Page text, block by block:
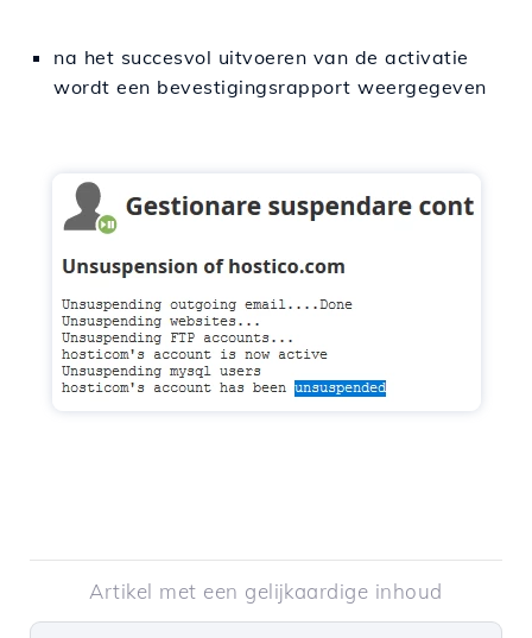
na het succesvol uitvoeren van de activatie
wordt een bevestigingsrapport weergegeven
Artikel met een gelijkaardige inhoud